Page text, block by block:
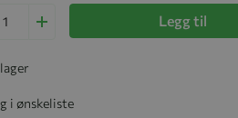
Legg til
i ønskeliste